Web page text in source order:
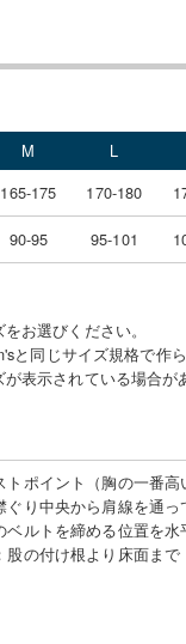
M
L
165-175 170-180
90-95 95-101
お選びください。
と同じサイズ規格で作
表示されている場合が
トポイント（胸の一番
ぐり中央から肩線を通
ベルトを締める位置を
股の付け根より床面まで